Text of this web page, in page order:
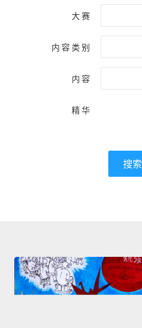
大赛
内容类别
内容
精华
搜索